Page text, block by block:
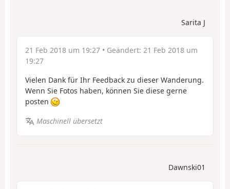
Sarita J
21 Feb 2018 um 19:27 • Geändert: 21 Feb 2018 um
19:27
Vielen Dank für Ihr Feedback zu dieser Wanderung.
Wenn Sie Fotos haben, können Sie diese gerne
posten
Maschinell übersetzt
Dawnski01